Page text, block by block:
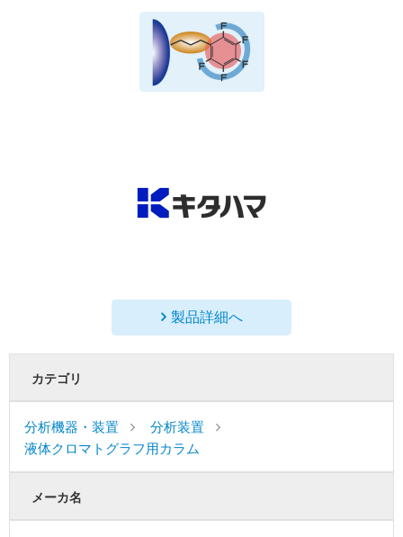
製品詳細へ
カテゴリ
分析機器・装置
分析装置
液体クロマトグラフ用カラム
メーカ名